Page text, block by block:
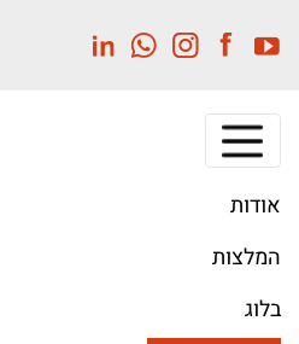
לתוכן
המרכזי
אודות
המלצות
בלוג